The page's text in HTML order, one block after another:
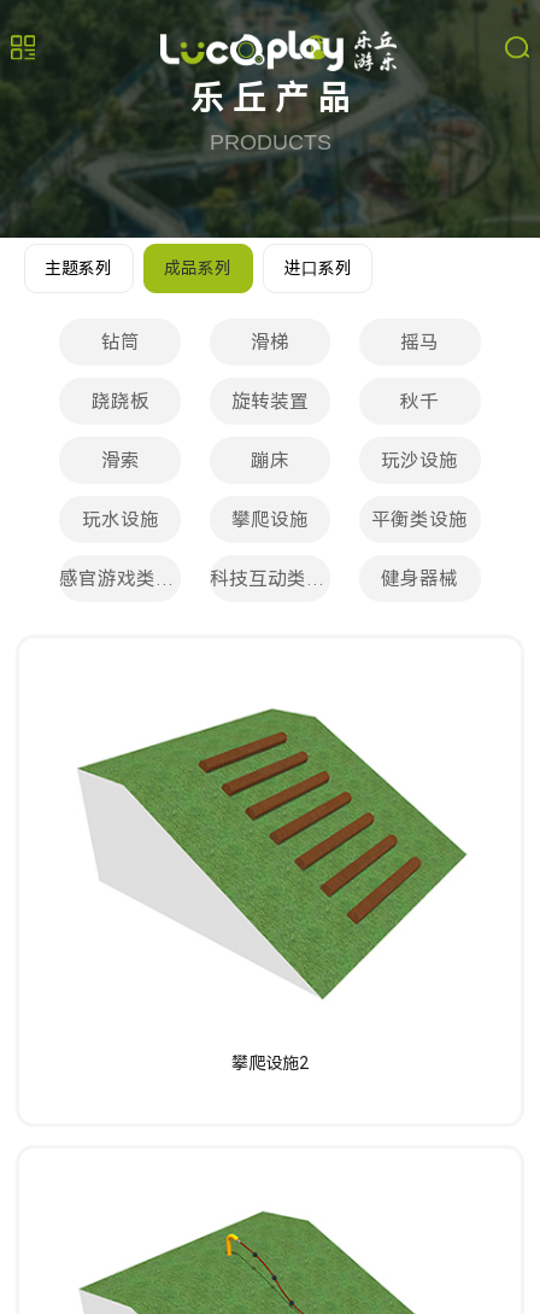
乐丘产品
PRODUCTS
主题系列 成品系列 进⼝系列
钻筒 滑梯 摇马
跷跷板 旋转装置 秋千
滑索 蹦床 玩沙设施
玩水设施 攀爬设施 平衡类设施
感官游戏类设施 科技互动类设施 健身器械
攀爬设施2
了解详情